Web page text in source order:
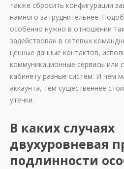
также сбросить конфигурации
намного затруднительнее.
особенно нужно в отношении
задействован в сетевых
ценные данные контактов,
коммуникационные сервисы или
кабинету разные систем. И чем
аккаунта, тем существеннее
утечки.
В каких случаях
двухуровневая
подлинности